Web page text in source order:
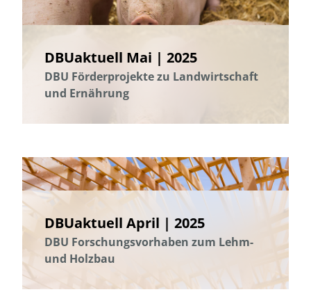
DBUaktuell Mai | 2025
DBU Förderprojekte zu Landwirtschaft
und Ernährung
DBUaktuell April | 2025
DBU Forschungsvorhaben zum Lehm-
und Holzbau